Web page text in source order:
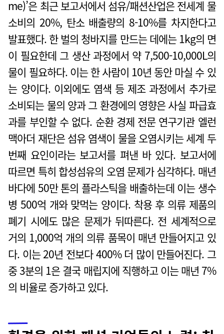
me)’은 최근 보고서에서 섬유/패션산업은 전세계 물
소비의 20%, 탄소 배출량의 8-10%를 차지한다고
발표했다. 한 벌의 청바지를 만드는 데에는 1kg의 면
이 필요한데 그 생산 과정에서 약 7,500-10,000L의
물이 필요하다. 이는 한 사람이 10년 동안 마실 수 있
는 양이다. 이외에도 염색 등 제조 과정에서 추가로
소비되는 물의 양과 그 환경에의 영향은 사실 파급효
과를 부인할 수 없다. 순환 경제 전문 연구기관 엘런
맥아더 재단은 섬유 염색이 물을 오염시키는 세계 두
번째 요인이라는 보고서를 펴낸 바 있다. 보고서에
따르면 특히 합성섬유의 오염 문제가 심각하다. 매년
바다에 50만 톤의 플라스틱을 배출하는데 이는 생수
병 500억 개와 맞먹는 양이다. 착용 후 의류 제품의
폐기 시에도 많은 문제가 뒤따른다. 전 세계적으로
거의 1,000억 개의 의류 품목이 매년 만들어지고 있
다. 이는 20년 전보다 400% 더 많이 만들어진다. 그
중 3분의 1은 결국 매립지에 직행하고 이는 매년 7%
의 비율로 증가하고 있다.